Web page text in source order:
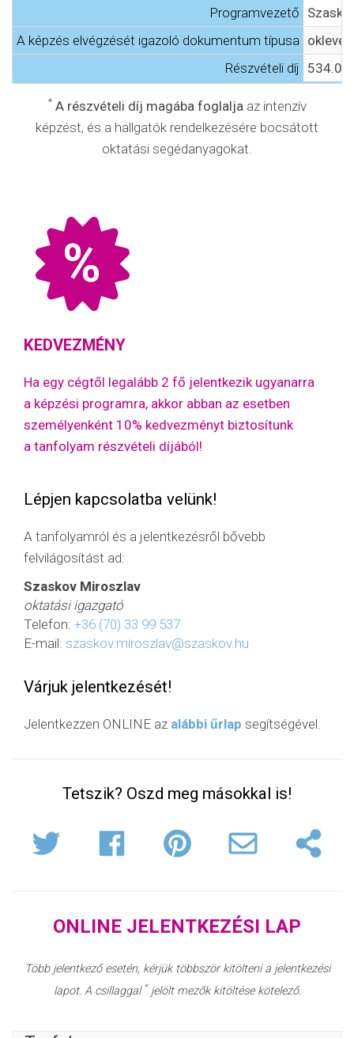
Programvezető
A képzés elvégzését igazoló dokumentum típusa oklevél
Részvételi díj
* A részvételi díj magába foglalja az intenzív
képzést, és a hallgatók rendelkezésére bocsátott
oktatási segédanyagokat.
%
KEDVEZMÉNY
Ha egy cégtől legalább 2 fő jelentkezik ugyanarra
a képzési programra, akkor abban az esetben
személyenként 10% kedvezményt biztosítunk
a tanfolyam részvételi díjából!
Lépjen kapcsolatba velünk!
A tanfolyamról és a jelentkezésről bővebb
felvilágosítást ad:
Szaskov Miroszlav
oktatási igazgató
Telefon: +36 (70) 33 99 537
E-mail: szaskov.miroszlav@szaskov.hu
Várjuk jelentkezését!
Jelentkezzen ONLINE az alábbi űrlap segítségével.
Tetszik? Oszd meg másokkal is!
ONLINE JELENTKEZÉSI LAP
Több jelentkező esetén, kérjük többször kitölteni a jelentkezési
lapot. A csillaggal *jelölt mezők kitöltése kötelező.